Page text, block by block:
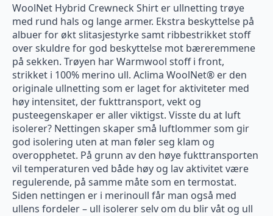
WoolNet Hybrid Crewneck Shirt er ullnetting trøye
med rund hals og lange armer. Ekstra beskyttelse på
albuer for økt slitasjestyrke samt ribbestrikket stoff
over skuldre for god beskyttelse mot bæreremmene
på sekken. Trøyen har Warmwool stoff i front,
strikket i 100% merino ull. Aclima WoolNet® er den
originale ullnetting som er laget for aktiviteter med
høy intensitet, der fukttransport, vekt og
pusteegenskaper er aller viktigst. Visste du at luft
isolerer? Nettingen skaper små luftlommer som gir
god isolering uten at man føler seg klam og
overopphetet. På grunn av den høye fukttransporten
vil temperaturen ved både høy og lav aktivitet være
regulerende, på samme måte som en termostat.
Siden nettingen er i merinoull får man også med
ullens fordeler – ull isolerer selv om du blir våt og ull